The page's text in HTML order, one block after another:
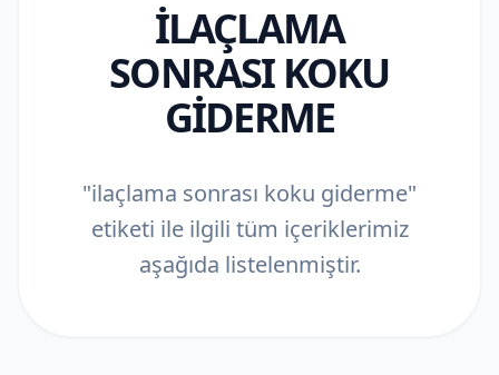
ILAÇLAMA
SONRASI KOKU
GIDERME
"ilaçlama sonrası koku giderme"
etiketi ile ilgili tüm içeriklerimiz
aşağıda listelenmiştir.